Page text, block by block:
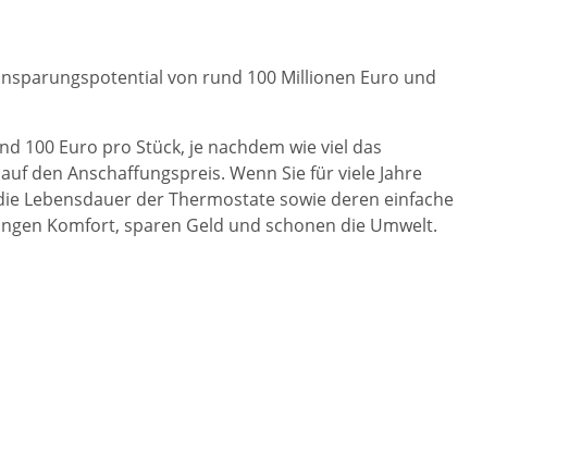
von rund 100 Millionen Euro und
100 Euro pro Stück, je nachdem wie viel das
den Anschaffungspreis. Wenn Sie für viele Jahre
Lebensdauer der Thermostate sowie deren einfache
Komfort, sparen Geld und schonen die Umwelt.